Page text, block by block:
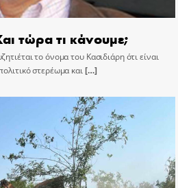
τώρα τι κάνουμε;
το όνομα του Κασιδιάρη ότι είναι
στερέωμα και[…]